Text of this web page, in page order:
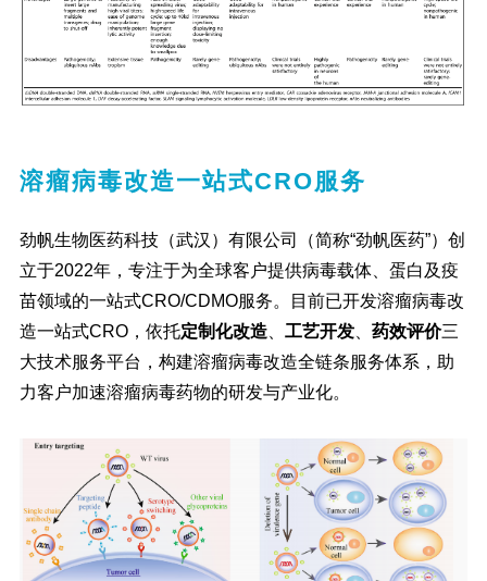
溶瘤病毒改造一站式CRO服务
劲帆生物医药科技（武汉）有限公司（简称“劲帆医药”）创
立于2022年，专注于为全球客户提供病毒载体、蛋白及疫
苗领域的一站式CRO/CDMO服务。目前已开发溶瘤病毒改
造一站式CRO，依托定制化改造、 工艺开发、 药效评价三
大技术服务平台，构建溶瘤病毒改造全链条服务体系，助
力客户加速溶瘤病毒药物的研发与产业化。